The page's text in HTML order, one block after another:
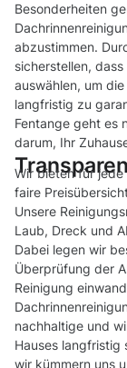
Besonderheiten
abzustimmen.
sicherstellen,
auswählen, um
langfristig zu
Fentange geht es
darum, Ihr
Wir bieten für
faire
Unsere
Laub, Dreck und
Dabei legen wir
Überprüfung der
Reinigung
nachhaltige und
Hauses langfristig
wir kümmern uns